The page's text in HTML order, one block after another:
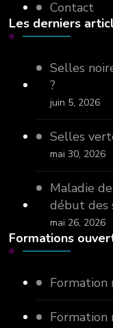
Contact
Les derniers
Selles
?
juin 5, 2026
Selles
mai 30, 2026
Maladie
début des
mai 26, 2026
Formations
Formation
Formation